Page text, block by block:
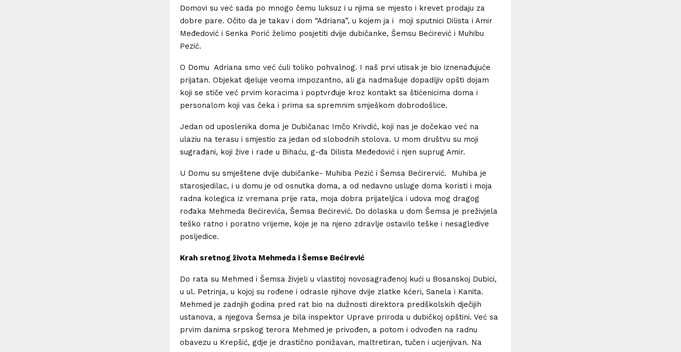
Domovi su već sada po mnogo čemu luksuz i u njima se mjesto i krevet prodaju za
dobre pare. Očito da je takav i dom “Adriana”, u kojem ja i moji sputnici Dilista i Amir
Međedović i Senka Porić želimo posjetiti dvije dubičanke, Šemsu Bećirević i Muhibu
Pezić.
O Domu Adriana smo već ćuli toliko pohvalnog. I naš prvi utisak je bio iznenađujuće
prijatan. Objekat djeluje veoma impozantno, ali ga nadmašuje dopadljiv opšti dojam
koji se stiče već prvim koracima i poptvrđuje kroz kontakt sa štićenicima doma i
personalom koji vas čeka i prima sa spremnim smješkom dobrodošlice.
Jedan od uposlenika doma je Dubičanac Imčo Krivdić, koji nas je dočekao već na
ulaziu na terasu i smjestio za jedan od slobodnih stolova. U mom društvu su moji
sugrađani, koji žive i rade u Bihaću, g-đa Dilista Međedović i njen suprug Amir.
U Domu su smještene dvije dubičanke- Muhiba Pezić i Šemsa Bećirervić. Muhiba je
starosjedilac, i u domu je od osnutka doma, a od nedavno usluge doma koristi i moja
radna kolegica iz vremana prije rata, moja dobra prijateljica i udova mog dragog
rođaka Mehmeda Bećirevića, Šemsa Bećirević. Do dolaska u dom Šemsa je preživjela
teško ratno i poratno vrijeme, koje je na njeno zdravlje ostavilo teške i nesagledive
posljedice.
Krah sretnog života Mehmeda i Šemse Bećirević
Do rata su Mehmed i Šemsa živjeli u vlastitoj novosagrađenoj kući u Bosanskoj Dubici,
u ul. Petrinja, u kojoj su rođene i odrasle njihove dvije zlatke kćeri, Sanela i Kanita.
Mehmed je zadnjih godina pred rat bio na dužnosti direktora predškolskih dječijih
ustanova, a njegova Šemsa je bila inspektor Uprave priroda u dubičkoj opštini. Već sa
prvim danima srpskog terora Mehmed je privođen, a potom i odvođen na radnu
obavezu u Krepšić, gdje je drastično ponižavan, maltretiran, tučen i ucjenjivan. Na